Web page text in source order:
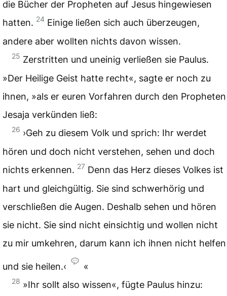
die Bücher der Propheten auf Jesus hingewiesen
hatten. 24 Einige ließen sich auch überzeugen,
andere aber wollten nichts davon wissen.
25 Zerstritten und uneinig verließen sie Paulus.
»Der Heilige Geist hatte recht«, sagte er noch zu
ihnen, »als er euren Vorfahren durch den Propheten
Jesaja verkünden ließ:
26 ›Geh zu diesem Volk und sprich: Ihr werdet
hören und doch nicht verstehen, sehen und doch
nichts erkennen. 27 Denn das Herz dieses Volkes ist
hart und gleichgültig. Sie sind schwerhörig und
verschließen die Augen. Deshalb sehen und hören
sie nicht. Sie sind nicht einsichtig und wollen nicht
zu mir umkehren, darum kann ich ihnen nicht helfen
und sie heilen.‹ «
28 »Ihr sollt also wissen«, fügte Paulus hinzu: